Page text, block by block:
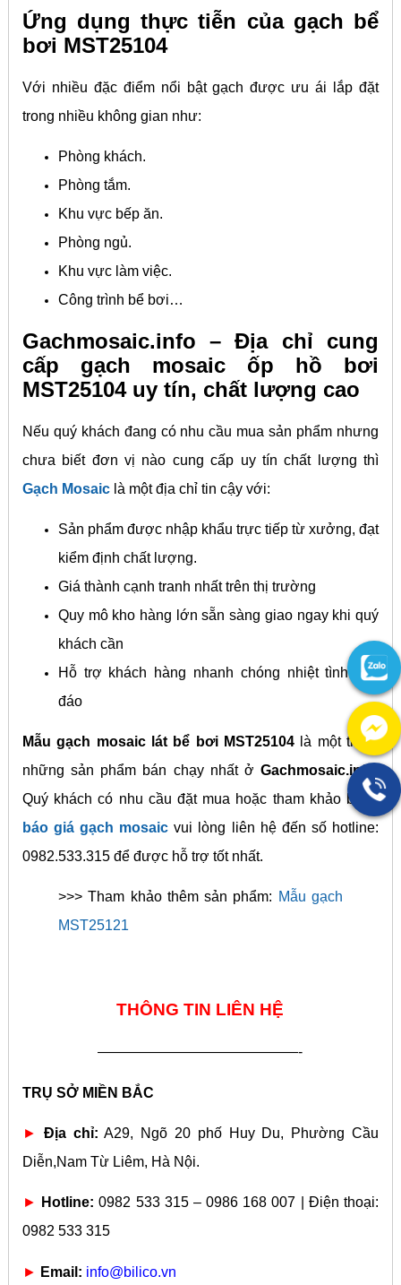
Ứng dụng thực tiễn của gạch bể
bơi MST25104
Với nhiều đặc điểm nổi bật gạch được ưu ái lắp đặt
trong nhiều không gian như:
Phòng khách.
Phòng tắm.
Khu vực bếp ăn.
Phòng ngủ.
Khu vực làm việc.
Công trình bể bơi…
Gachmosaic.info – Địa chỉ cung
cấp gạch mosaic ốp hồ bơi
MST25104 uy tín, chất lượng cao
Nếu quý khách đang có nhu cầu mua sản phẩm nhưng
chưa biết đơn vị nào cung cấp uy tín chất lượng thì
Gạch Mosaiclà một địa chỉ tin cậy với:
Sản phẩm được nhập khẩu trực tiếp từ xưởng, đạt
kiểm định chất lượng.
Giá thành cạnh tranh nhất trên thị trường
Quy mô kho hàng lớn sẵn sàng giao ngay khi quý
khách cần
Hỗ trợ khách hàng nhanh chóng nhiệt tình chu
đáo
Mẫu gạch mosaic lát bể bơi MST25104 là một trong
những sản phẩm bán chạy nhất ởGachmosaic.info
Quý khách có nhu cầu đặt mua hoặc tham khảo bảng
báo giá gạch mosaicvui lòng liên hệ đến số hotline:
0982.533.315 để được hỗ trợ tốt nhất.
>>> Tham khảo thêm sản phẩm: Mẫu gạch
MST25121
THÔNG TIN LIÊN HỆ
——————————————-
TRỤ SỞ MIỀN BẮC
► Địa chỉ: A29, Ngõ 20 phố Huy Du, Phường Cầu
Diễn,Nam Từ Liêm, Hà Nội.
► Hotline: 0982 533 315 – 0986 168 007 | Điện thoại:
0982 533 315
► Email: info@bilico.vn